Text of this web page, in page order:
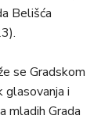
Belišća
se Gradskom
glasovanja i
mladih Grada